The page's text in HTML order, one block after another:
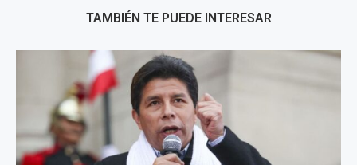
TAMBIÉN TE PUEDE INTERESAR